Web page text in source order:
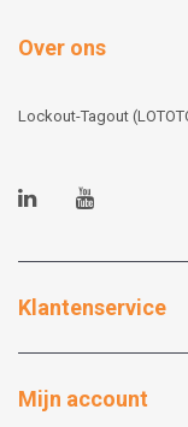
Over ons
Lockout-Tagout
Klantenservice
Mijn account